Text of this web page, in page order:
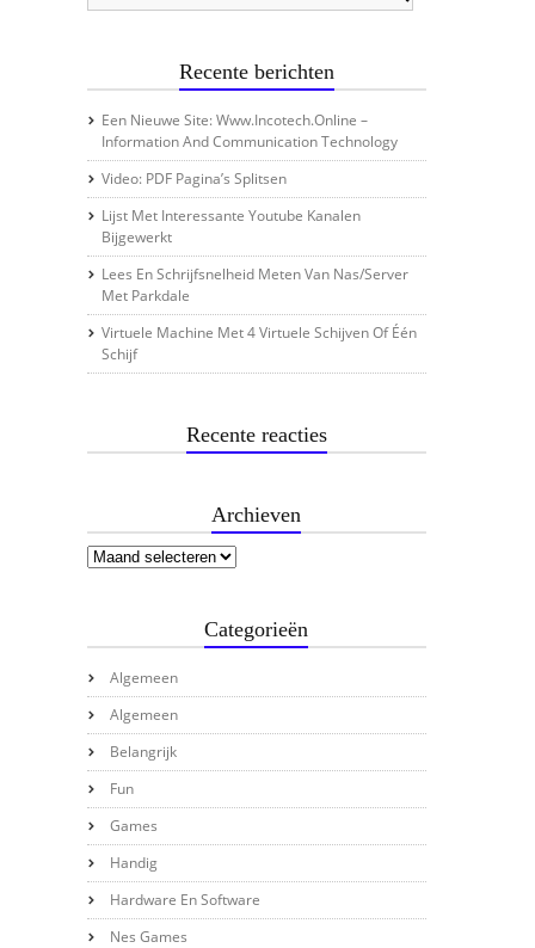
Recente berichten
Een Nieuwe Site: Www.incotech.online –
Information And Communication Technology
Video: PDF Pagina’s Splitsen
Lijst Met Interessante Youtube Kanalen
Bijgewerkt
Lees En Schrijfsnelheid Meten Van Nas/server
Met Parkdale
Virtuele Machine Met 4 Virtuele Schijven Of Één
Schijf
Recente reacties
Archieven
Categorieën
Algemeen
Algemeen
Belangrijk
Fun
Games
Handig
Hardware En Software
Nes Games